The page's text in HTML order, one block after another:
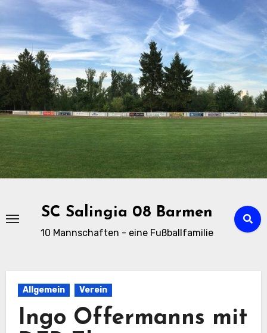
Zu
Inhalten
springen
SC Salingia 08 Barmen
10 Mannschaften - eine Fußballfamilie
Allgemein Verein
Ingo Offermanns mit